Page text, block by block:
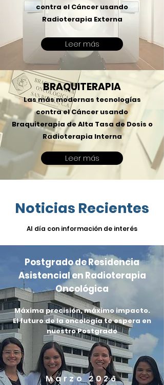
contra el Cáncer usando
Radioterapia Externa
Leer más
BRAQUITERAPIA
Las más modernas tecnologías
contra el Cáncer usando
Braquiterapia de Alta Tasa de Dosis o
Radioterapia Interna
Leer más
Noticias Recientes
Al día con información de interés
Postgrado de Residencia
Asistencial en Radioterapia
Oncológica
Máxima precisión, máximo impacto.
El futuro de la oncología te espera en
nuestro Postgrado
Marzo 2026